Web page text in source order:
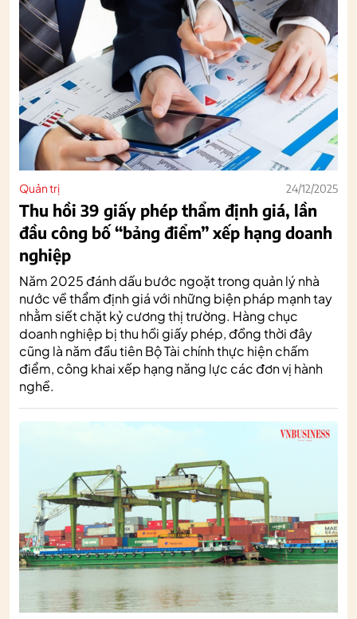
Quản trị 24/12/2025
Thu hồi 39 giấy phép thẩm định giá, lần
đầu công bố “bảng điểm” xếp hạng doanh
nghiệp
Năm 2025 đánh dấu bước ngoặt trong quản lý nhà
nước về thẩm định giá với những biện pháp mạnh tay
nhằm siết chặt kỷ cương thị trường. Hàng chục
doanh nghiệp bị thu hồi giấy phép, đồng thời đây
cũng là năm đầu tiên Bộ Tài chính thực hiện chấm
điểm, công khai xếp hạng năng lực các đơn vị hành
nghề.